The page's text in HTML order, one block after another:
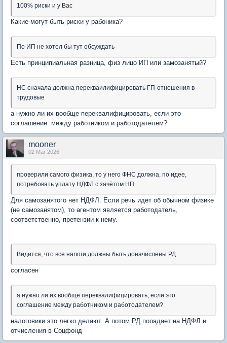
100% риски и у Вас
Какие могут быть риски у рабоника?
По ИП не хотел бы тут обсуждать
Есть принципиальная разница, физ лицо ИП или замозанятый?
НС сначала должна перекваилифицировать ГП-отношения в
трудовые
а нужно ли их вообще переквалифицировать, если это
соглашение между работником и работодателем?
mooner
02 Mar 2026
проверили самого физика, то у него ФНС должна, по идее,
потребовать уплату НДФЛ с зачётом НП
Для самозанятого нет НДФЛ. Если речь идет об обычном физике
(не самозанятом), то агентом является работодатель,
соответственно, претензии к нему.
Видится, что все налоги должны быть доначислены РД.
согласен
а нужно ли их вообще переквалифицировать, если это
соглашение между работником и работодателем?
налоговики это легко делают. А потом РД попадает на НДФЛ и
отчисления в Соцфонд